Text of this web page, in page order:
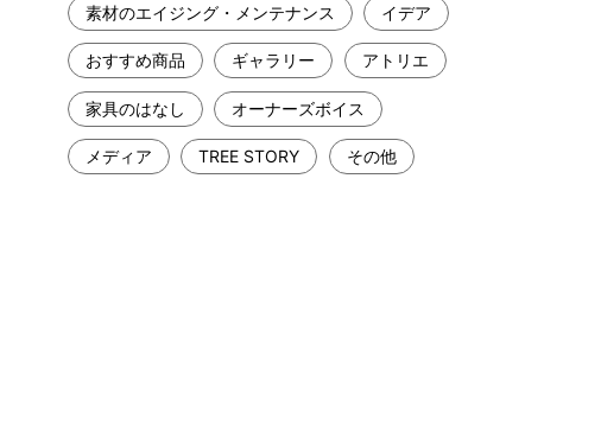
素材のエイジング・メンテナンス イデア
おすすめ商品 ギャラリー アトリエ
家具のはなし オーナーズボイス
メディア TREE STORY その他